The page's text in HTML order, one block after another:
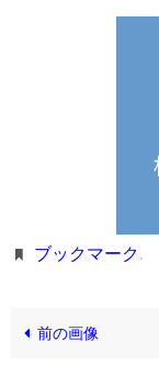
ブックマーク.
前の画像